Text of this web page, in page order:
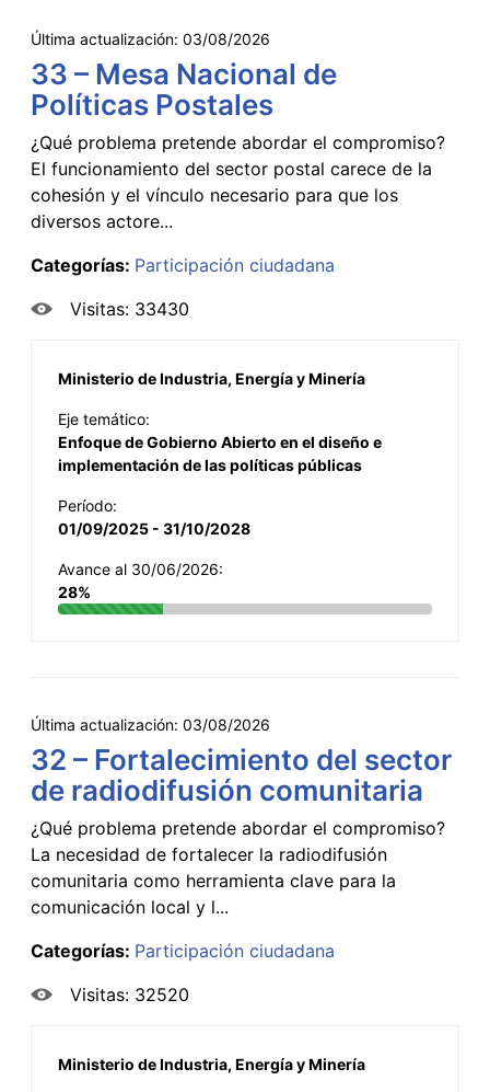
Última actualización: 03/08/2026
33 – Mesa Nacional de
Políticas Postales
¿Qué problema pretende abordar el compromiso?
El funcionamiento del sector postal carece de la
cohesión y el vínculo necesario para que los
diversos actore...
Categorías: Participación ciudadana
Visitas: 33430
Ministerio de Industria, Energía y Minería
Eje temático:
Enfoque de Gobierno Abierto en el diseño e
implementación de las políticas públicas
Período:
01/09/2025 - 31/10/2028
Avance al 30/06/2026:
28%
Última actualización: 03/08/2026
32 – Fortalecimiento del sector
de radiodifusión comunitaria
¿Qué problema pretende abordar el compromiso?
La necesidad de fortalecer la radiodifusión
comunitaria como herramienta clave para la
comunicación local y l...
Categorías: Participación ciudadana
Visitas: 32520
Ministerio de Industria, Energía y Minería